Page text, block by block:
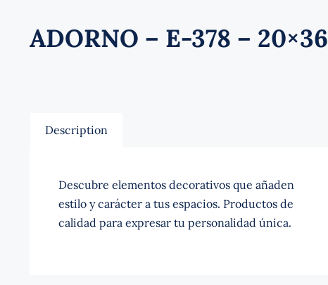
ADORNO – E-378 – 20×36
Description
Descubre elementos decorativos que añaden
estilo y carácter a tus espacios. Productos de
calidad para expresar tu personalidad única.